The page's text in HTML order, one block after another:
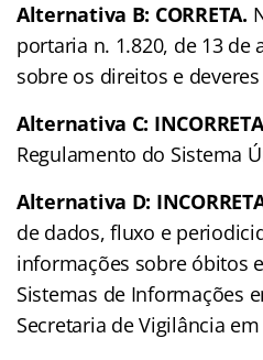
Alternativa B: CORRETA.
portaria n. 1.820, de 13 de
sobre os direitos e
Alternativa C:
Regulamento do Sistema
Alternativa D:
de dados, fluxo e
informações sobre óbitos
Sistemas de Informações
Secretaria de Vigilância em